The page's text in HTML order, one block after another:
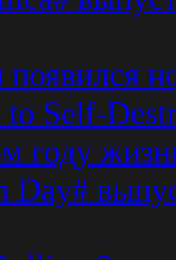
появился
Self-
году
Day#